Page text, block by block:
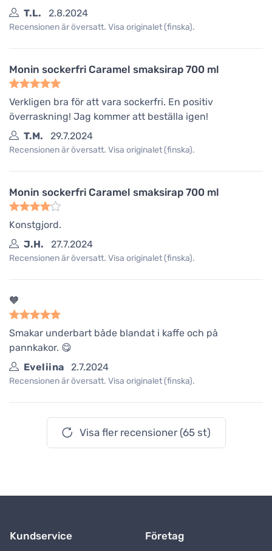
T.L.
2.8.2024
Recensionen är översatt. Visa originalet (finska).
Monin sockerfri Caramel smaksirap 700 ml
Verkligen bra för att vara sockerfri. En positiv
överraskning! Jag kommer att beställa igen!
T.M.
29.7.2024
Recensionen är översatt. Visa originalet (finska).
Monin sockerfri Caramel smaksirap 700 ml
Konstgjord.
J.H.
27.7.2024
Recensionen är översatt. Visa originalet (finska).
🧡
Smakar underbart både blandat i kaffe och på
pannkakor. 😋
Eveliina
2.7.2024
Recensionen är översatt. Visa originalet (finska).
Visa fler recensioner (65 st)
Kundservice Företag